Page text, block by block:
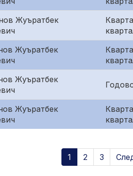
Жуъратбек
Жуъратбек
Жуъратбек
Жуъратбек
1 2 3